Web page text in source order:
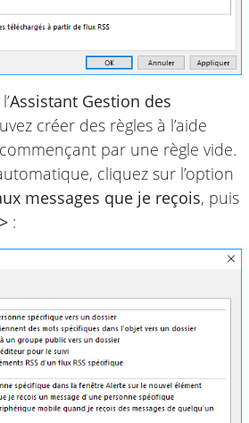
Assistant Gestion des
créer des règles à l’aide
par une règle vide.
cliquez sur l’option
messages que je reçois, puis
: